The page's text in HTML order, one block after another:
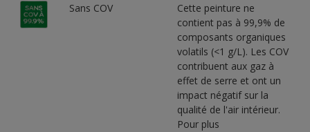
Sans COV
Cette peinture ne
contient pas à 99,9% de
composants organiques
volatils (<1 g/L). Les COV
contribuent aux gaz à
effet de serre et ont un
impact négatif sur la
qualité de l'air intérieur.
Pour plus